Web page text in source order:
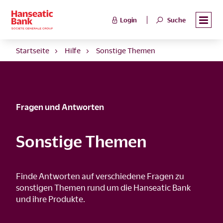
Login Suche
Startseite Hilfe Sonstige Themen
Fragen und Antworten
Sonstige Themen
Finde Antworten auf verschiedene Fragen zu
sonstigen Themen rund um die Hanseatic Bank
und ihre Produkte.